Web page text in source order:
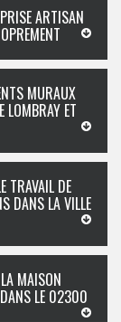
ARTISAN
MURAUX
LOMBRAY ET
TRAVAIL DE
DANS LA VILLE
MAISON
DANS LE 02300